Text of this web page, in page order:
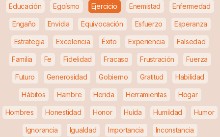
Educación Egoísmo Ejercicio Enemistad Enfermedad
Engaño Envidia Equivocación Esfuerzo Esperanza
Estrategia Excelencia Éxito Experiencia Falsedad
Familia Fe Fidelidad Fracaso Frustración Fuerza
Futuro Generosidad Gobierno Gratitud Habilidad
Hábitos Hambre Herida Herramientas Hogar
Hombres Honestidad Honor Huída Humildad Humor
Ignorancia Igualdad Importancia Inconstancia